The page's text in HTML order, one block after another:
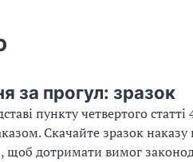
за прогул: зразок
пункту четвертого
Скачайте зразок наказу
дотримати вимог